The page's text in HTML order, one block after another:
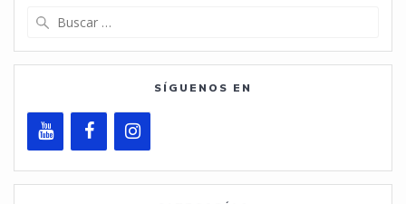
SÍGUENOS EN